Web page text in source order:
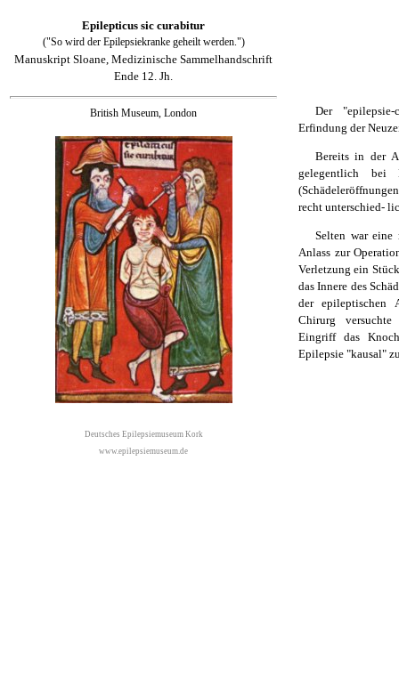
Epilepticus sic curabitur
("So wird der Epilepsiekranke geheilt werden.")
Manuskript Sloane, Medizinische Sammelhandschrift
Ende 12. Jh.
British Museum, London
Deutsches Epilepsiemuseum Kork
www.epilepsiemuseum.de
Der
Erfindung der
Bereits in der
gelegentlich bei
recht unterschied-
Selten war eine
Anlass zur
Verletzung ein
das Innere des
der epileptischen
Chirurg
Eingriff das
Epilepsie "kausal"